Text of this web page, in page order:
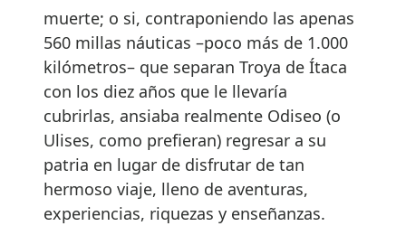
muerte; o si, contraponiendo las apenas
560 millas náuticas –poco más de 1.000
kilómetros– que separan Troya de Ítaca
con los diez años que le llevaría
cubrirlas, ansiaba realmente Odiseo (o
Ulises, como prefieran) regresar a su
patria en lugar de disfrutar de tan
hermoso viaje, lleno de aventuras,
experiencias, riquezas y enseñanzas.